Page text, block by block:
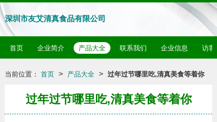
深圳市友艾清真食品有限公司
首页 企业简介 产品大全 联系我们 企业信息 访客
当前位置： 首页 > 产品大全 > 过年过节哪里吃,清真美食等着你
过年过节哪里吃,清真美食等着你